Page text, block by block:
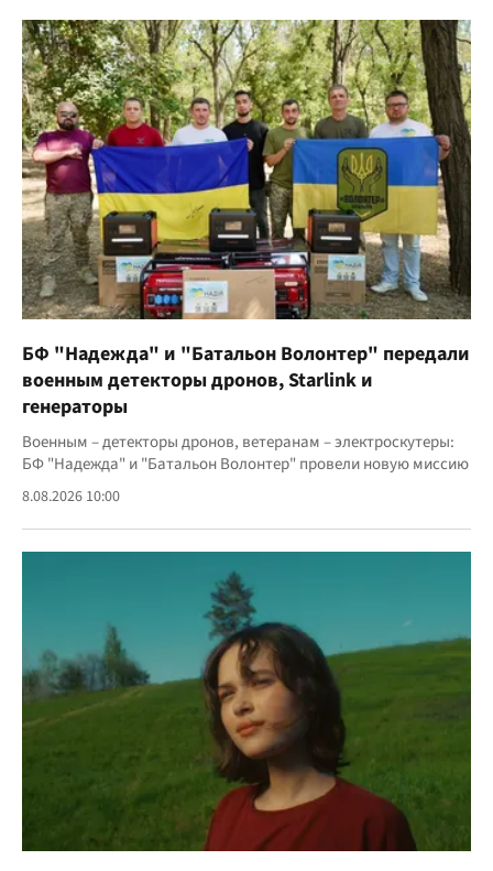
БФ "Надежда" и "Батальон Волонтер" передали
военным детекторы дронов, Starlink и
генераторы
Военным – детекторы дронов, ветеранам – электроскутеры:
БФ "Надежда" и "Батальон Волонтер" провели новую миссию
8.08.2026 10:00